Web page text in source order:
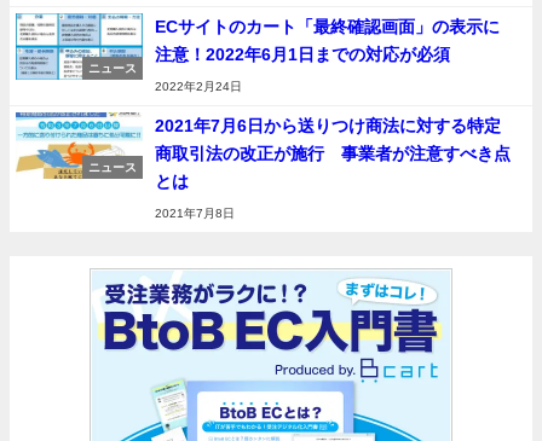
ニュース
ECサイトのカート「最終確認画面」の表示に
注意！2022年6月1日までの対応が必須
2022年2月24日
ニュース
2021年7月6日から送りつけ商法に対する特定
商取引法の改正が施行 事業者が注意すべき点
とは
2021年7月8日